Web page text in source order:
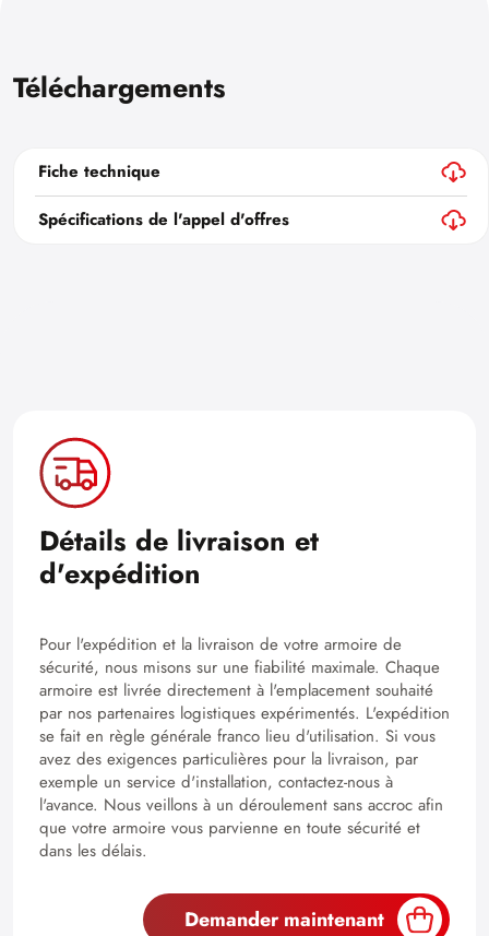
Téléchargements
Fiche technique
Spécifications de l'appel d'offres
Détails de livraison et
d'expédition
Pour l'expédition et la livraison de votre armoire de
sécurité, nous misons sur une fiabilité maximale. Chaque
armoire est livrée directement à l'emplacement souhaité
par nos partenaires logistiques expérimentés. L'expédition
se fait en règle générale franco lieu d'utilisation. Si vous
avez des exigences particulières pour la livraison, par
exemple un service d'installation, contactez-nous à
l'avance. Nous veillons à un déroulement sans accroc afin
que votre armoire vous parvienne en toute sécurité et
dans les délais.
Demander maintenant